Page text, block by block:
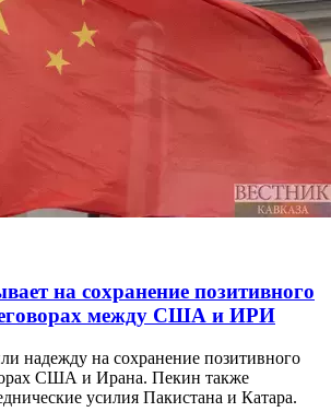
на сохранение позитивного
между США и ИРИ
надежду на сохранение позитивного
США и Ирана. Пекин также
усилия Пакистана и Катара.